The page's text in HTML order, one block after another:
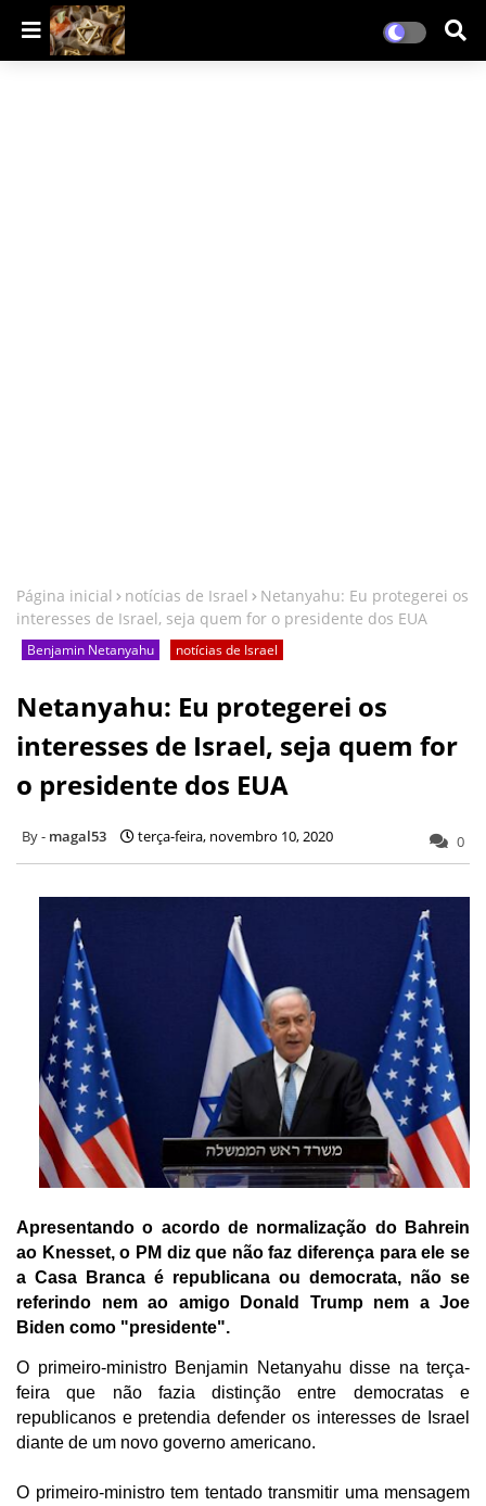
Página inicial notícias de Israel
Netanyahu: Eu protegerei os
interesses de Israel, seja quem for o presidente dos EUA
Benjamin Netanyahu notícias de Israel
Netanyahu: Eu protegerei os
interesses de Israel, seja quem for
o presidente dos EUA
magal53 terça-feira, novembro 10, 2020 0
Apresentando o acordo de normalização do Bahrein
ao Knesset, o PM diz que não faz diferença para ele se
a Casa Branca é republicana ou democrata, não se
referindo nem ao amigo Donald Trump nem a Joe
Biden como "presidente".
O primeiro-ministro Benjamin Netanyahu disse na terça-
feira que não fazia distinção entre democratas e
republicanos e pretendia defender os interesses de Israel
diante de um novo governo americano.
O primeiro-ministro tem tentado transmitir uma mensagem